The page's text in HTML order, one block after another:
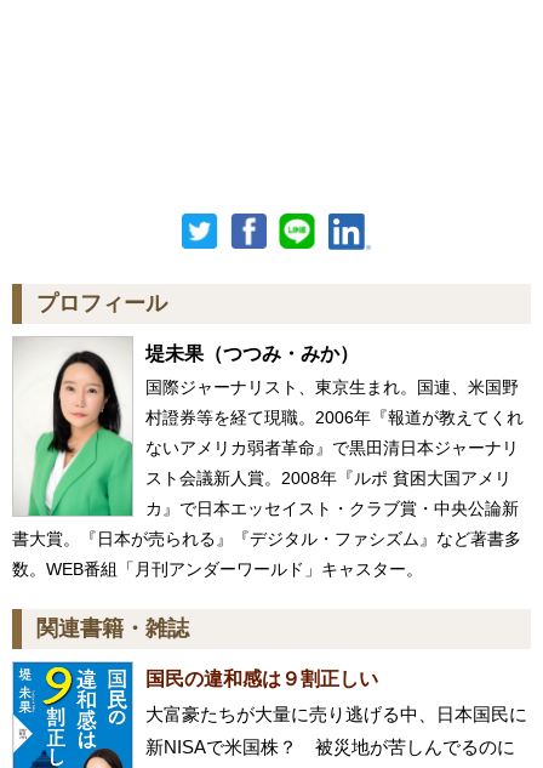
プロフィール
堤未果 （つつみ・みか）
国際ジャーナリスト、東京生まれ。国連、米国野
村證券等を経て現職。2006年『報道が教えてくれ
ないアメリカ弱者革命』で黒田清日本ジャーナリ
スト会議新人賞。2008年『ルポ 貧困大国アメリ
カ』で日本エッセイスト・クラブ賞・中央公論新
書大賞。『日本が売られる』『デジタル・ファシズム』など著書多
数。WEB番組「月刊アンダーワールド」キャスター。
関連書籍・雑誌
国民の違和感は９割正しい
大富豪たちが大量に売り逃げる中、日本国民に
新NISAで米国株？ 被災地が苦しんでるのに